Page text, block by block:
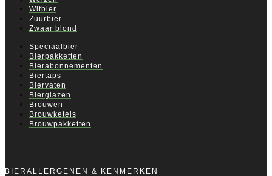
Witbier
Zuurbier
Zwaar blond
Speciaalbier
Bierpakketten
Bierabonnementen
Biertaps
Biervaten
Bierglazen
Brouwen
Brouwketels
Brouwpakketten
BIERALLERGENEN & KENMERKEN